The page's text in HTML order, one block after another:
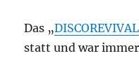
Das „DISCOREVIVAL
statt und war